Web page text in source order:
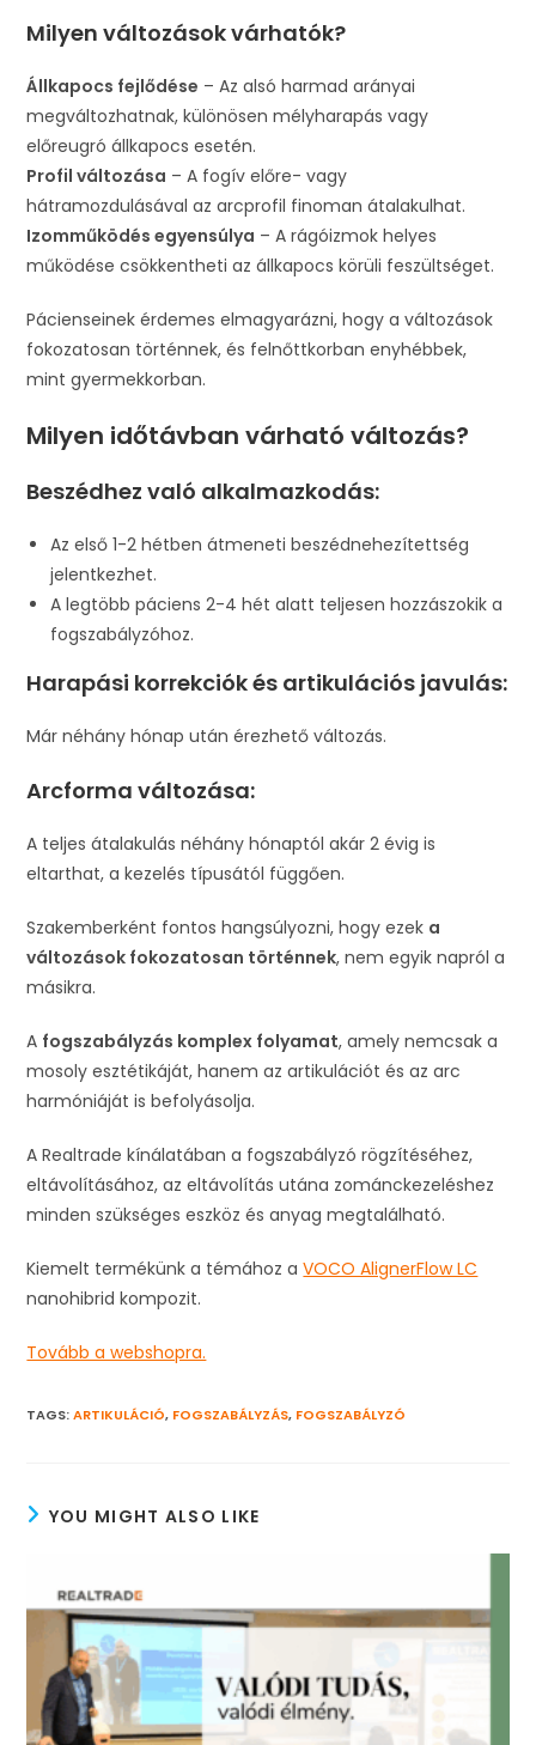
Milyen változások várhatók?
Állkapocs fejlődése – Az alsó harmad arányai
megváltozhatnak, különösen mélyharapás vagy
előreugró állkapocs esetén.
Profil változása – A fogív előre- vagy
hátramozdulásával az arcprofil finoman átalakulhat.
Izomműködés egyensúlya – A rágóizmok helyes
működése csökkentheti az állkapocs körüli feszültséget.
Pácienseinek érdemes elmagyarázni, hogy a változások
fokozatosan történnek, és felnőttkorban enyhébbek,
mint gyermekkorban.
Milyen időtávban várható változás?
Beszédhez való alkalmazkodás:
Az első 1-2 hétben átmeneti beszédnehezítettség
jelentkezhet.
A legtöbb páciens 2-4 hét alatt teljesen hozzászokik a
fogszabályzóhoz.
Harapási korrekciók és artikulációs javulás:
Már néhány hónap után érezhető változás.
Arcforma változása:
A teljes átalakulás néhány hónaptól akár 2 évig is
eltarthat, a kezelés típusától függően.
Szakemberként fontos hangsúlyozni, hogy ezek a
változások fokozatosan történnek, nem egyik napról a
másikra.
A fogszabályzás komplex folyamat, amely nemcsak a
mosoly esztétikáját, hanem az artikulációt és az arc
harmóniáját is befolyásolja.
A Realtrade kínálatában a fogszabályzó rögzítéséhez,
eltávolításához, az eltávolítás utána zománckezeléshez
minden szükséges eszköz és anyag megtalálható.
Kiemelt termékünk a témához aVOCO AlignerFlow LC
nanohibrid kompozit.
Tovább a webshopra.
TAGS:ARTIKULÁCIÓ, FOGSZABÁLYZÁS, FOGSZABÁLYZÓ
YOU MIGHT ALSO LIKE